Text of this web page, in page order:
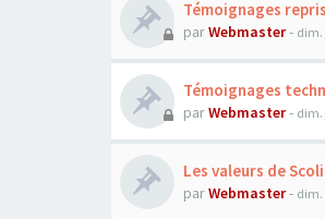
Témoignages
parWebmaster- dim.
Témoignages
parWebmaster- dim.
Les valeurs de
parWebmaster- dim.